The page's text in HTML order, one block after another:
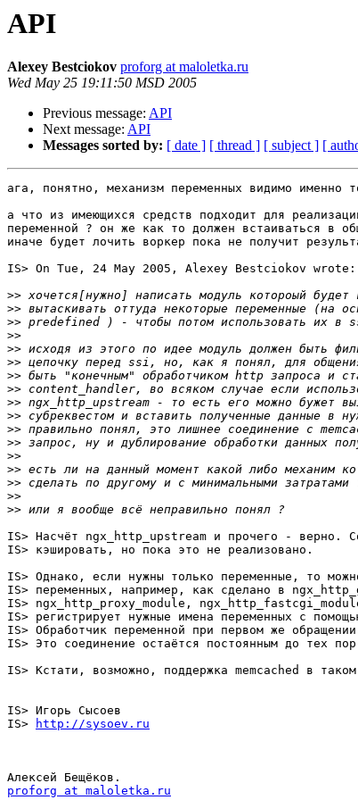
API
Alexey Bestciokov proforg at maloletka.ru
Wed May 25 19:11:50 MSD 2005
Previous message: API
Next message: API
Messages sorted by: [ date ] [ thread ] [ subject ] [
ага, понятно, механизм переменных видимо именно
а что из имеющихся средств подходит для
переменной ? он же как то должен встаиваться в
иначе будет лочить воркер пока не получит
IS> On Tue, 24 May 2005, Alexey Bestciokov wrote:
>>
>>
>>
>>
>>
>>
>>
>>
>>
>>
>>
>>
>>
>>
>>
>>
>>
IS> Насчёт ngx_http_upstream и прочего - верно.
IS> кэшировать, но пока это не реализовано.
IS> Однако, если нужны только переменные, то
IS> переменных, например, как сделано в
IS> ngx_http_proxy_module,
IS> регистрирует нужные имена переменных с
IS> Обработчик переменной при первом же
IS> Это соединение остаётся постоянным до тех
IS> Кстати, возможно, поддержка memcached в
IS> Игорь Сысоев
IS>
http://sysoev.ru
proforg at maloletka.ru